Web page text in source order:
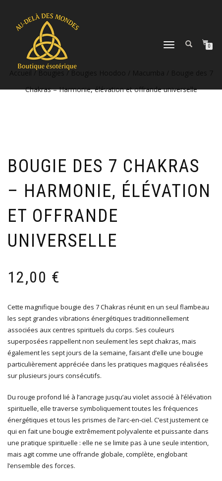
DÉPLIER
0
/ /
Chakras – Harmonie, élévation et offrande universelle
BOUGIE DES 7 CHAKRAS
– HARMONIE, ÉLÉVATION
ET OFFRANDE
UNIVERSELLE
12,00 €
Cette magnifique bougie des 7 Chakras réunit en un seul flambeau
les sept grandes vibrations énergétiques traditionnellement
associées aux centres spirituels du corps. Ses couleurs
superposées rappellent non seulement les sept chakras, mais
également les sept jours de la semaine, faisant d’elle une bougie
particulièrement appréciée dans les pratiques magiques réalisées
sur plusieurs jours consécutifs.
Du rouge profond lié à l’ancrage jusqu’au violet associé à l’élévation
spirituelle, elle traverse symboliquement toutes les fréquences
énergétiques et tous les prismes de l’arc-en-ciel. C’est justement ce
qui en fait une bougie extrêmement polyvalente et puissante dans
une pratique spirituelle : elle ne se limite pas à une seule intention,
mais agit comme une offrande globale, complète, englobant
l’ensemble des forces.